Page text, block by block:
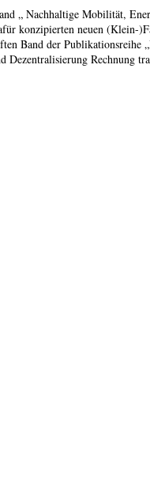
Nachhaltige Mobilität,
konzipierten neuen (Klein-
Band der
Rechnung